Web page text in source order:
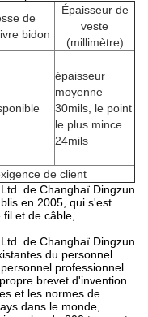
de
bidon
Épaisseur de
veste
(millimètre)
épaisseur
moyenne
30mils, le point
le plus mince
24mils
de client
de Changhaï Dingzun
en 2005, qui s'est
et de câble,
de Changhaï Dingzun
du personnel
professionnel
brevet d'invention.
et les normes de
dans le monde,